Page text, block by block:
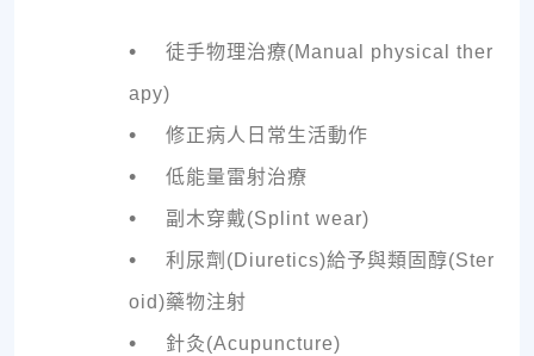
• 徒手物理治療(Manual physical ther
apy)
• 修正病人日常生活動作
• 低能量雷射治療
• 副木穿戴(Splint wear)
• 利尿劑(Diuretics)給予與類固醇(Ster
oid)藥物注射
• 針灸(Acupuncture)